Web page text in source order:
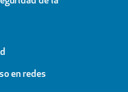
en redes